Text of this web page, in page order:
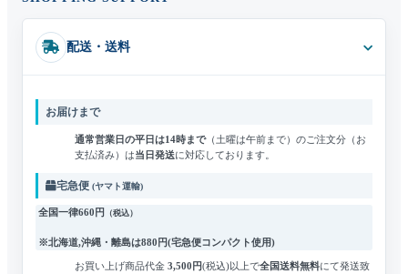
配送・送料
お届けまで
通常営業日の平日は14時まで（土曜は午前まで）のご注文分（お
支払済み）は当日発送に対応しております。
宅急便(ヤマト運輸)
全国一律660円 （税込）
※北海道,沖縄・離島は880円(宅急便コンパクト使用)
お買い上げ商品代金 3,500円(税込)以上で全国送料無料にて発送致